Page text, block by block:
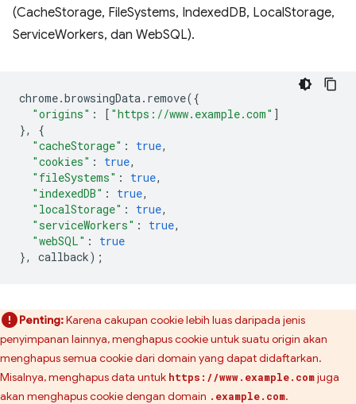
(CacheStorage, FileSystems, IndexedDB, LocalStorage,
ServiceWorkers, dan WebSQL).
chrome.browsingData. remove({
"origins" : [ "https://www.example.com" ]
},
{
"cacheStorage" : true,
"cookies" : true,
"fileSystems" : true,
"indexedDB" : true,
"localStorage" : true,
"serviceWorkers" : true,
"webSQL" :
true
},
callback);
Penting:Karena cakupan cookie lebih luas daripada jenis
penyimpanan lainnya, menghapus cookie untuk suatu origin akan
menghapus semua cookie dari domain yang dapat didaftarkan.
Misalnya, menghapus data untuk https://www.example.comjuga
akan menghapus cookie dengan domain .example.com.